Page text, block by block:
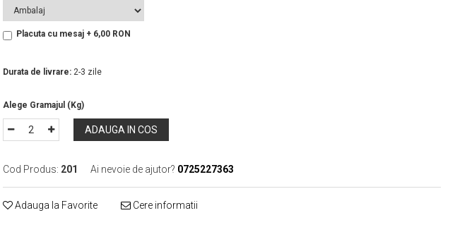
Placuta cu mesaj + 6,00 RON
Durata de livrare: 2-3 zile
ADAUGA IN COS
Cod Produs: 201 Ai nevoie de ajutor? 0725227363
Adauga la Favorite Cere informatii